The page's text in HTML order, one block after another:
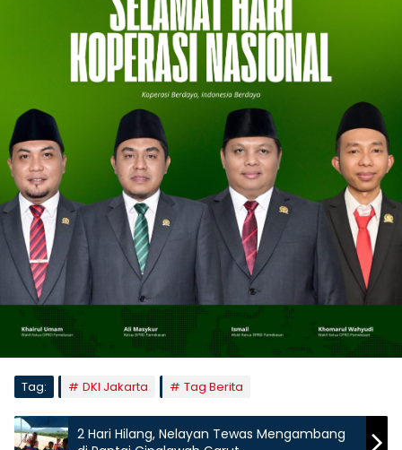
Tag: DKI Jakarta Tag Berita
2 Hari Hilang, Nelayan Tewas Mengambang